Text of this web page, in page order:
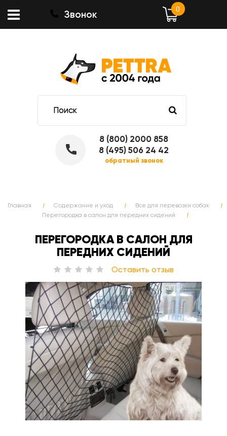
Звонок 0
8 (800) 2000 858
8 (495) 506 24 42
обратный звонок
Главная Содержание и уход
Все для перевозки собак
Перегородка в салон для передних сидений
ПЕРЕГОРОДКА В САЛОН ДЛЯ
ПЕРЕДНИХ СИДЕНИЙ
Оставить отзыв